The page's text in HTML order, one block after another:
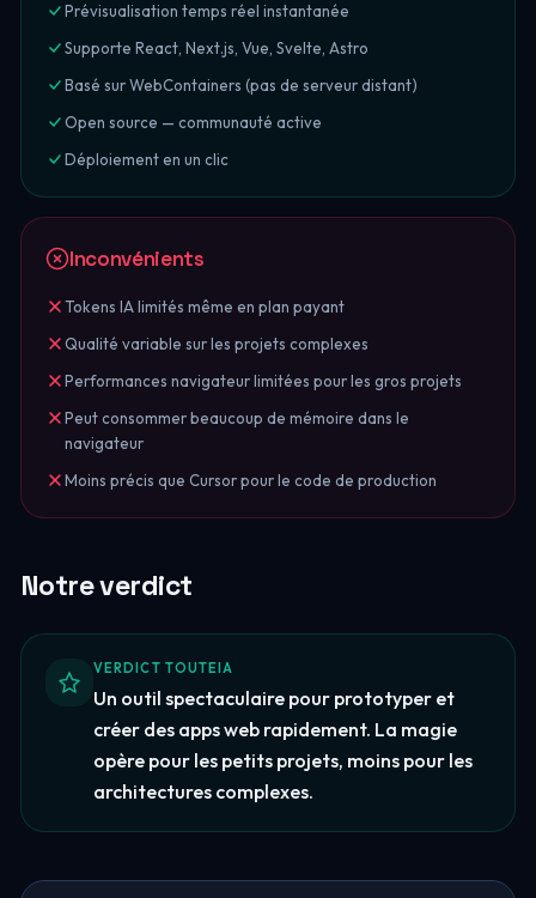
Prévisualisation temps réel instantanée
Supporte React, Next.js, Vue, Svelte, Astro
Basé sur WebContainers (pas de serveur distant)
Open source — communauté active
Déploiement en un clic
Inconvénients
Tokens IA limités même en plan payant
Qualité variable sur les projets complexes
Performances navigateur limitées pour les gros projets
Peut consommer beaucoup de mémoire dans le
navigateur
Moins précis que Cursor pour le code de production
Notre verdict
VERDICT TOUTEIA
Un outil spectaculaire pour prototyper et
créer des apps web rapidement. La magie
opère pour les petits projets, moins pour les
architectures complexes.